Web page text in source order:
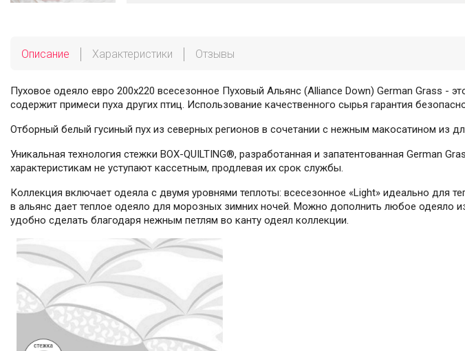
Описание Характеристики Отзывы
Пуховое одеяло евро 200х220 всесезонное Пуховый Альянс (Alliance Down) German Grass -
содержит примеси пуха других птиц. Использование качественного сырья гарантия
Отборный белый гусиный пух из северных регионов в сочетании с нежным макосатином из
Уникальная технология стежки BOX-QUILTING®, разработанная и запатентованная German
характеристикам не уступают кассетным, продлевая их срок службы.
Коллекция включает одеяла с двумя уровнями теплоты: всесезонное «Light» идеально для
в альянс дает теплое одеяло для морозных зимних ночей. Можно дополнить любое одеяло
удобно сделать благодаря нежным петлям во канту одеял коллекции.